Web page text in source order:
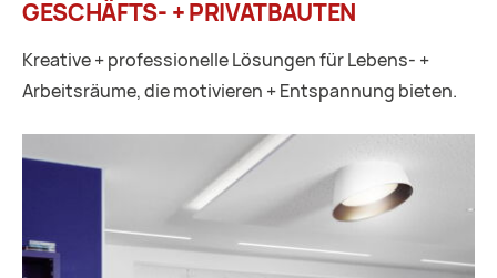
GESCHÄFTS- + PRIVATBAUTEN
Kreative + professionelle Lösungen für Lebens- +
Arbeitsräume, die motivieren + Entspannung bieten.